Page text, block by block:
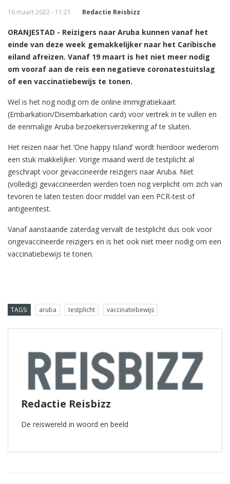
16 maart 2022 - 11:21 Redactie Reisbizz
ORANJESTAD - Reizigers naar Aruba kunnen vanaf het
einde van deze week gemakkelijker naar het Caribische
eiland afreizen. Vanaf 19 maart is het niet meer nodig
om vooraf aan de reis een negatieve coronatestuitslag
of een vaccinatiebewijs te tonen.
Wel is het nog nodig om de online immigratiekaart
(Embarkation/Disembarkation card) voor vertrek in te vullen en
de eenmalige Aruba bezoekersverzekering af te sluiten.
Het reizen naar het ‘One happy Island’ wordt hierdoor wederom
een stuk makkelijker. Vorige maand werd de testplicht al
geschrapt voor gevaccineerde reizigers naar Aruba. Niet
(volledig) gevaccineerden werden toen nog verplicht om zich van
tevoren te laten testen door middel van een PCR-test of
antigeentest.
Vanaf aanstaande zaterdag vervalt de testplicht dus ook voor
ongevaccineerde reizigers en is het ook niet meer nodig om een
vaccinatiebewijs te tonen.
TAGS: aruba testplicht vaccinatiebewijs
Redactie Reisbizz
De reiswereld in woord en beeld